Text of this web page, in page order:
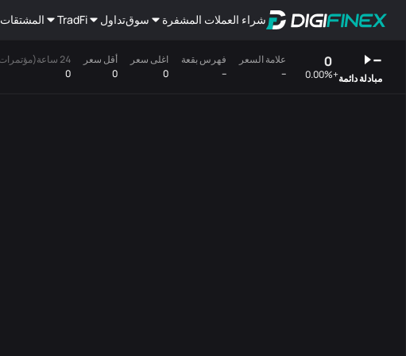
شراء العملات المشفرة سوقتداول TradFi المشتقات
--
مبادلة دائمة
0
+0.00%
علامة السعر
--
فهرس بقعة
--
اغلى سعر
0
أقل سعر
0
24 ساعة(مؤتمرات)
0